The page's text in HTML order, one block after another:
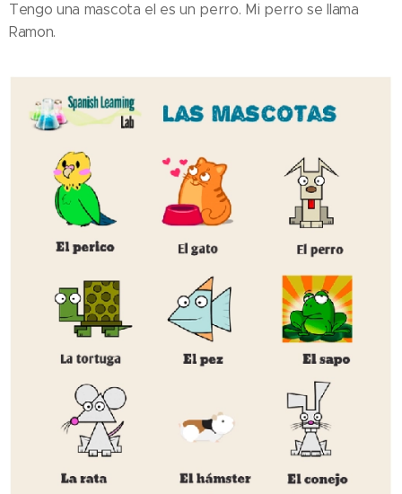
Tengo una mascota el es un perro. Mi perro se llama
Ramon.